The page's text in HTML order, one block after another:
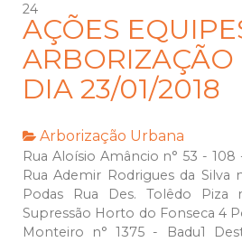
24
AÇÕES
DIA 23/01/2018
Arborização Urbana
Rua Aloísio Amâncio n° 53 - 108
Rua Ademir Rodrigues da Silva
Podas Rua Des. Tolêdo Piza
Supressão Horto do Fonseca 4
Monteiro n° 1375 - Badu1